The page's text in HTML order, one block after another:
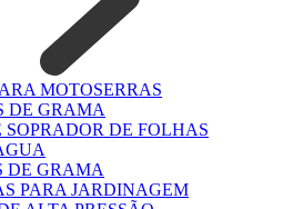
MOTOSERRAS
DE GRAMA
SOPRADOR DE FOLHAS
DE GRAMA
PARA JARDINAGEM